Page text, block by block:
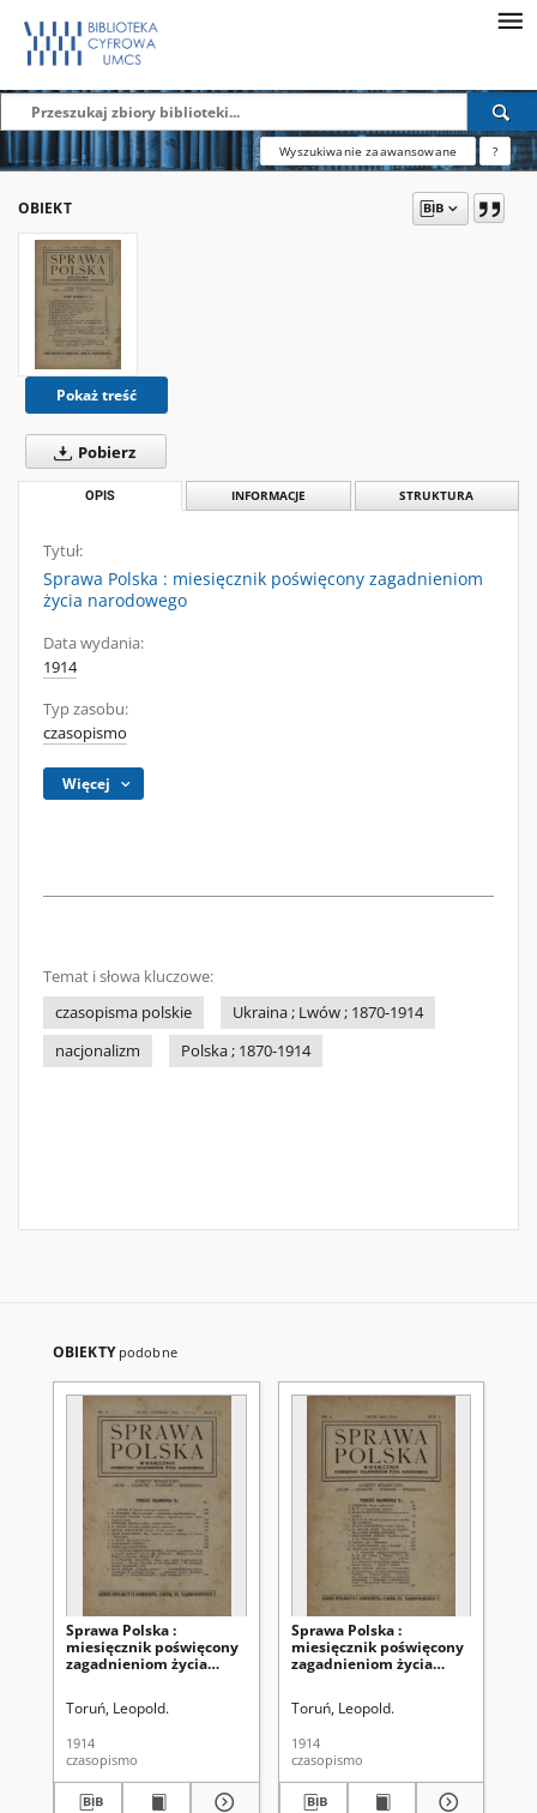
Wyszukiwanie zaawansowane ?
OBIEKT
Pokaż treść
Pobierz
OPIS INFORMACJE STRUKTURA
Tytuł:
Sprawa Polska : miesięcznik poświęcony zagadnieniom
życia narodowego
Data wydania:
1914
Typ zasobu:
czasopismo
Więcej
Temat i słowa kluczowe:
czasopisma polskie
Ukraina ; Lwów ; 1870-1914
nacjonalizm
Polska ; 1870-1914
OBIEKTY podobne
Sprawa Polska :
miesięcznik poświęcony
zagadnieniom życia
Toruń, Leopold.
1914
czasopismo
Sprawa Polska :
miesięcznik poświęcony
zagadnieniom życia
Toruń, Leopold.
1914
czasopismo